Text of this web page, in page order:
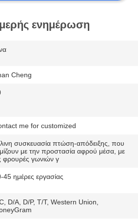
ενημέρωση
Cheng
me for customized
συσκευασία πτώση-απόδειξης, που
με την προστασία αφρού μέσα, με
φρουρές γωνιών γ
45 ημέρες εργασίας
D/A, D/P, T/T, Western Union,